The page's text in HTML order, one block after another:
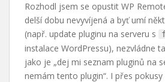
Rozhodl jsem se opustit WP
delší dobu nevyvíjená a byť umí
(např. update pluginu na serveru s
instalace WordPressu), nezvládne
jako je „dej mi seznam pluginů na
nemám tento plugin“. I přes